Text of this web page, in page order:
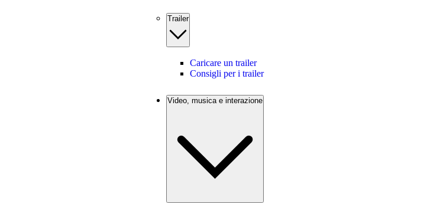
Trailer
Caricare un trailer
Consigli per i trailer
Video, musica e interazione